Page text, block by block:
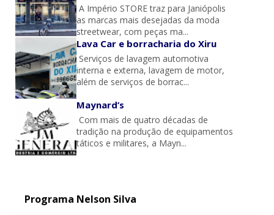
A Império STORE traz para Janiópolis
as marcas mais desejadas da moda
streetwear, com peças ma...
Lava Car e borracharia do Xiru
Serviços de lavagem automotiva
interna e externa, lavagem de motor,
além de serviços de borrac...
Maynard’s
Com mais de quatro décadas de
tradição na produção de equipamentos
táticos e militares, a Mayn...
Programa Nelson Silva